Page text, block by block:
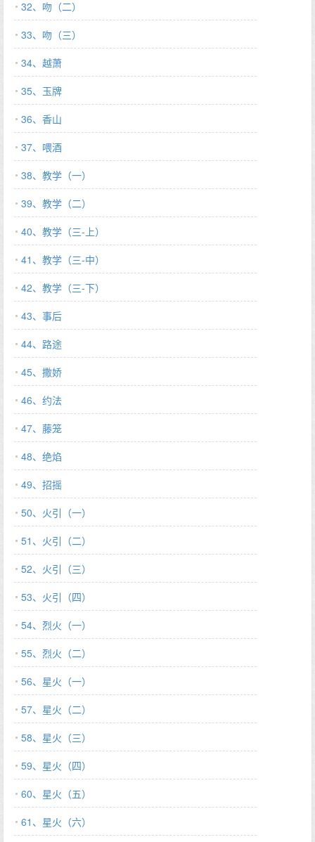
32、吻（二）
33、吻（三）
34、越萧
35、玉牌
36、香山
37、喂酒
38、教学（一）
39、教学（二）
40、教学（三-上）
41、教学（三-中）
42、教学（三-下）
43、事后
44、路途
45、撒娇
46、约法
47、藤笼
48、绝焰
49、招摇
50、火引（一）
51、火引（二）
52、火引（三）
53、火引（四）
54、烈火（一）
55、烈火（二）
56、星火（一）
57、星火（二）
58、星火（三）
59、星火（四）
60、星火（五）
61、星火（六）